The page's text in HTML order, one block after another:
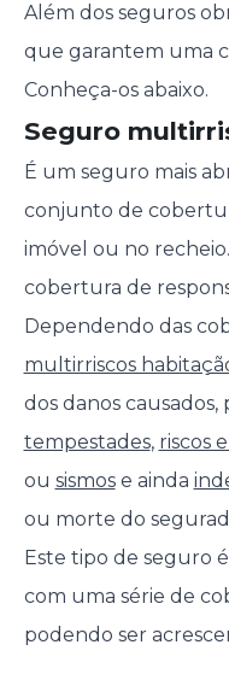
Além dos seguros
que garantem uma
Conheça-os abaixo.
Seguro
É um seguro mais
conjunto de
imóvel ou no
cobertura de
Dependendo das
multirriscos
dos danos
tempestades, riscos
ou sismose ainda
ou morte do
Este tipo de seguro
com uma série de
podendo ser